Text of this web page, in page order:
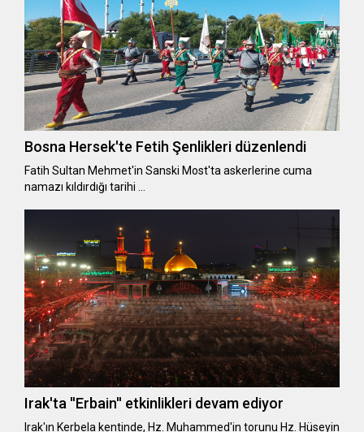
Bosna Hersek'te Fetih Şenlikleri düzenlendi
Fatih Sultan Mehmet'in Sanski Most'ta askerlerine cuma
namazı kıldırdığı tarihi …
Irak'ta ''Erbain'' etkinlikleri devam ediyor
Irak'ın Kerbela kentinde, Hz. Muhammed'in torunu Hz. Hüseyin